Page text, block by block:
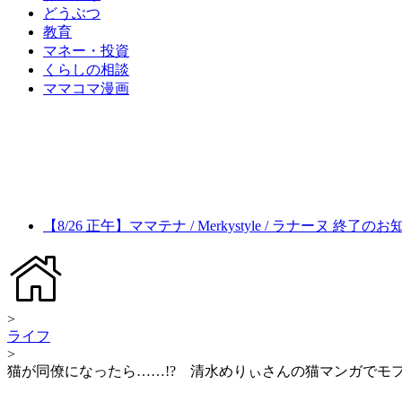
どうぶつ
教育
マネー・投資
くらしの相談
ママコマ漫画
【8/26 正午】ママテナ / Merkystyle / ラナーヌ 終了のお
>
ライフ
>
猫が同僚になったら……!? 清水めりぃさんの猫マンガでモ